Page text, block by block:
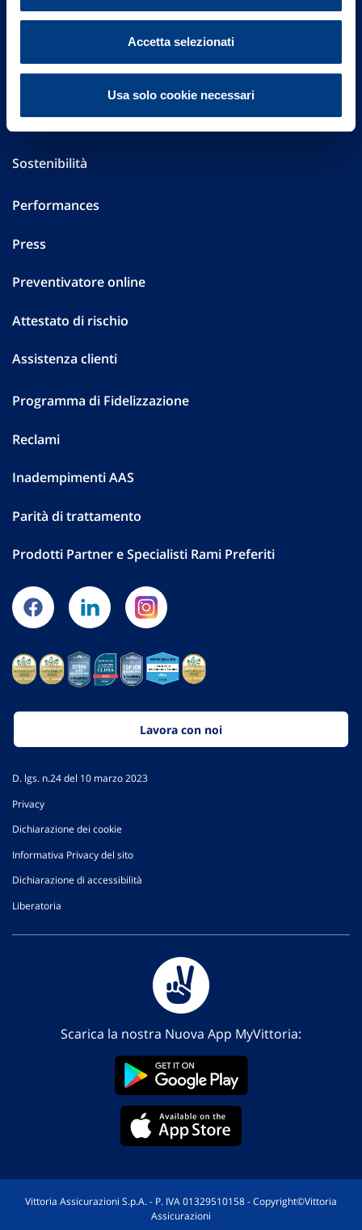
Accetta selezionati
Usa solo cookie necessari
FAQ
Investor Relations
Sostenibilità
Performances
Press
Preventivatore online
Attestato di rischio
Assistenza clienti
Programma di Fidelizzazione
Reclami
Inadempimenti AAS
Parità di trattamento
Prodotti Partner e Specialisti Rami Preferiti
Lavora con noi
D. lgs. n.24 del 10 marzo 2023
Privacy
Dichiarazione dei cookie
Informativa Privacy del sito
Dichiarazione di accessibilità
Liberatoria
Scarica la nostra Nuova App MyVittoria:
Vittoria Assicurazioni S.p.A. - P. IVA 01329510158 - Copyright©Vittoria
Assicurazioni